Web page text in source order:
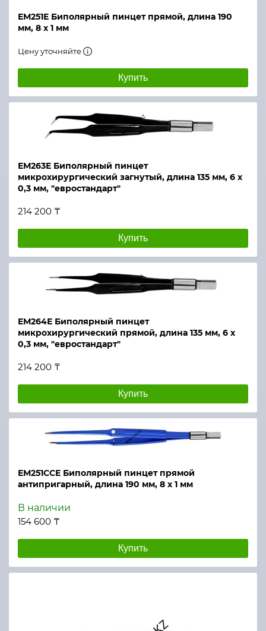
ЕМ251Е Биполярный пинцет прямой, длина 190
мм, 8 х 1 мм
Цену уточняйте
Купить
ЕМ263Е Биполярный пинцет
микрохирургический загнутый, длина 135 мм, 6 х
0,3 мм, "евростандарт"
214 200 ₸
Купить
ЕМ264Е Биполярный пинцет
микрохирургический прямой, длина 135 мм, 6 х
0,3 мм, "евростандарт"
214 200 ₸
Купить
ЕМ251ССЕ Биполярный пинцет прямой
антипригарный, длина 190 мм, 8 х 1 мм
В наличии
154 600 ₸
Купить